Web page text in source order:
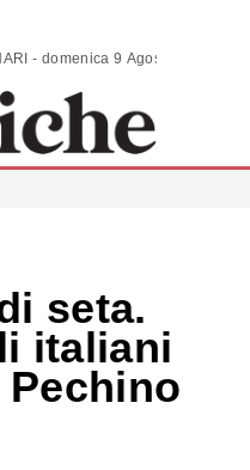
ANALISI | COMMENTI | SCENARI - domenica 9 Agosto 2026
seta.
italiani